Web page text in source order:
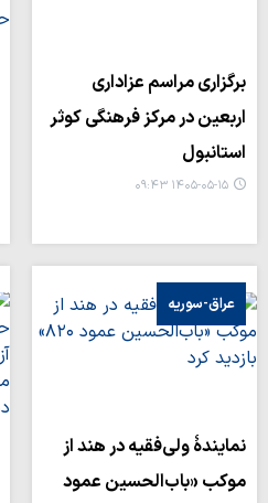
برگزاری مراسم عزاداری
اربعین در مرکز فرهنگی کوثر
استانبول
۱۴۰۵-۰۵-۱۵ ۰۹:۴۳
عراق-سوریه
نمایندهٔ ولی‌فقیه در هند از
موکب «باب‌الحسین عمود